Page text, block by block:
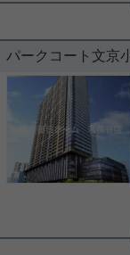
写真(9)
パークコート文京
実用春日ホーム 茗